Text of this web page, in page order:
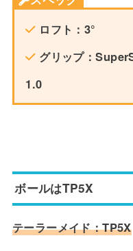
ロフト：3°
グリップ：
1.0
ボールはTP5X
テーラーメイド：TP5X